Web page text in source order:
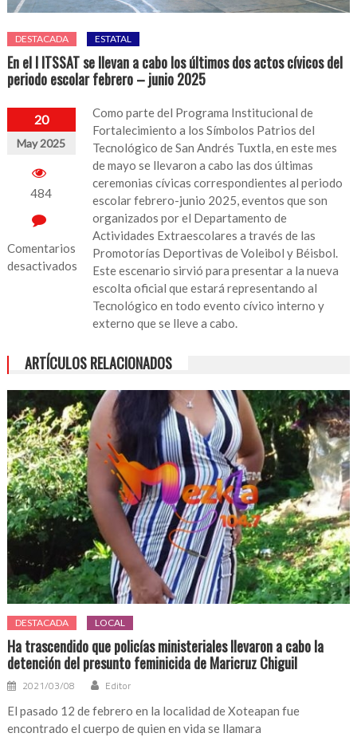
DESTACADA ESTATAL
En el l ITSSAT se llevan a cabo los últimos dos actos cívicos del
periodo escolar febrero – junio 2025
20
May 2025
484
Comentarios
desactivados
ITSSAT
se
llevan
a
cabo
los
últimos
dos
actos
cívicos
del
periodo
escolar
febrero
–
junio
2025
Como parte del Programa Institucional de
Fortalecimiento a los Símbolos Patrios del
Tecnológico de San Andrés Tuxtla, en este mes
de mayo se llevaron a cabo las dos últimas
ceremonias cívicas correspondientes al periodo
escolar febrero-junio 2025, eventos que son
organizados por el Departamento de
Actividades Extraescolares a través de las
Promotorías Deportivas de Voleibol y Béisbol.
Este escenario sirvió para presentar a la nueva
escolta oficial que estará representando al
Tecnológico en todo evento cívico interno y
externo que se lleve a cabo.
ARTÍCULOS RELACIONADOS
DESTACADA LOCAL
Ha trascendido que policías ministeriales llevaron a cabo la
detención del presunto feminicida de Maricruz Chiguil
2021/03/08 Editor
El pasado 12 de febrero en la localidad de Xoteapan fue
encontrado el cuerpo de quien en vida se llamara